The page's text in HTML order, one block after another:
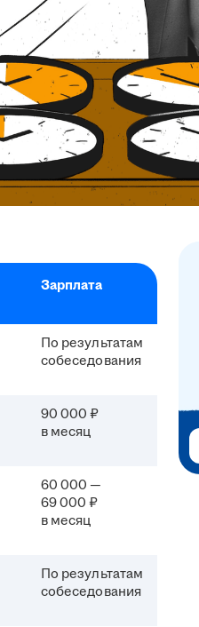
Зарплата
По результатам
собеседования
90 000 ₽
в месяц
60 000 —
69 000 ₽
в месяц
По результатам
собеседования